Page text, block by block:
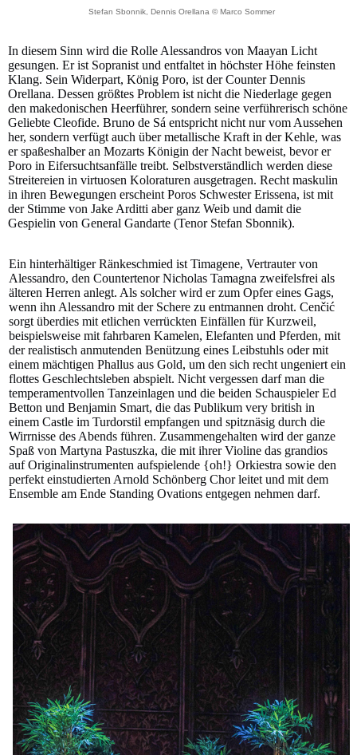
Stefan Sbonnik, Dennis Orellana © Marco Sommer
In diesem Sinn wird die Rolle Alessandros von Maayan Licht
gesungen. Er ist Sopranist und entfaltet in höchster Höhe feinsten
Klang. Sein Widerpart, König Poro, ist der Counter Dennis
Orellana. Dessen größtes Problem ist nicht die Niederlage gegen
den makedonischen Heerführer, sondern seine verführerisch schöne
Geliebte Cleofide. Bruno de Sá entspricht nicht nur vom Aussehen
her, sondern verfügt auch über metallische Kraft in der Kehle, was
er spaßeshalber an Mozarts Königin der Nacht beweist, bevor er
Poro in Eifersuchtsanfälle treibt. Selbstverständlich werden diese
Streitereien in virtuosen Koloraturen ausgetragen. Recht maskulin
in ihren Bewegungen erscheint Poros Schwester Erissena, ist mit
der Stimme von Jake Arditti aber ganz Weib und damit die
Gespielin von General Gandarte (Tenor Stefan Sbonnik).
Ein hinterhältiger Ränkeschmied ist Timagene, Vertrauter von
Alessandro, den Countertenor Nicholas Tamagna zweifelsfrei als
älteren Herren anlegt. Als solcher wird er zum Opfer eines Gags,
wenn ihn Alessandro mit der Schere zu entmannen droht. Cenčić
sorgt überdies mit etlichen verrückten Einfällen für Kurzweil,
beispielsweise mit fahrbaren Kamelen, Elefanten und Pferden, mit
der realistisch anmutenden Benützung eines Leibstuhls oder mit
einem mächtigen Phallus aus Gold, um den sich recht ungeniert ein
flottes Geschlechtsleben abspielt. Nicht vergessen darf man die
temperamentvollen Tanzeinlagen und die beiden Schauspieler Ed
Betton und Benjamin Smart, die das Publikum very british in
einem Castle im Turdorstil empfangen und spitznäsig durch die
Wirrnisse des Abends führen. Zusammengehalten wird der ganze
Spaß von Martyna Pastuszka, die mit ihrer Violine das grandios
auf Originalinstrumenten aufspielende {oh!} Orkiestra sowie den
perfekt einstudierten Arnold Schönberg Chor leitet und mit dem
Ensemble am Ende Standing Ovations entgegen nehmen darf.